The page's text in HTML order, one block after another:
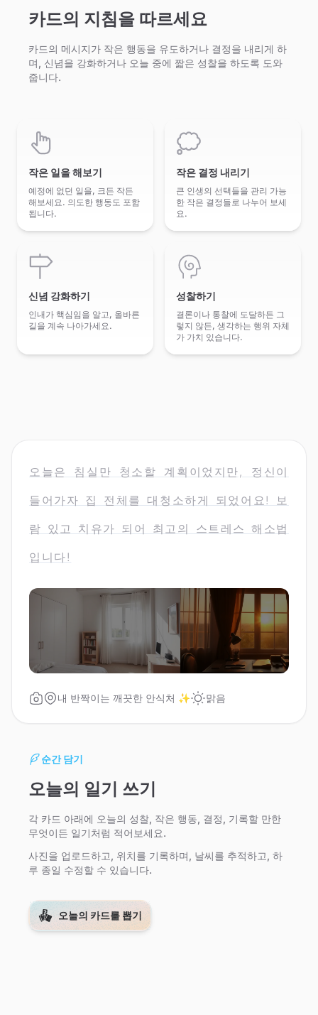
카드의 지침을 따르세요
카드의 메시지가 작은 행동을 유도하거나 결정을 내리게 하
며, 신념을 강화하거나 오늘 중에 짧은 성찰을 하도록 도와
줍니다.
작은 일을 해보기
예정에 없던 일을, 크든 작든
해보세요. 의도한 행동도 포함
됩니다.
작은 결정 내리기
큰 인생의 선택들을 관리 가능
한 작은 결정들로 나누어 보세
요.
신념 강화하기
인내가 핵심임을 알고, 올바른
길을 계속 나아가세요.
성찰하기
결론이나 통찰에 도달하든 그
렇지 않든, 생각하는 행위 자체
가 가치 있습니다.
오늘은 침실만 청소할 계획이었지만, 정신이
들어가자 집 전체를 대청소하게 되었어요! 보
람 있고 치유가 되어 최고의 스트레스 해소법
입니다!
내 반짝이는 깨끗한 안식처 ✨ 맑음
순간 담기
오늘의 일기 쓰기
각 카드 아래에 오늘의 성찰, 작은 행동, 결정, 기록할 만한
무엇이든 일기처럼 적어보세요.
사진을 업로드하고, 위치를 기록하며, 날씨를 추적하고, 하
루 종일 수정할 수 있습니다.
오늘의 카드를 뽑기